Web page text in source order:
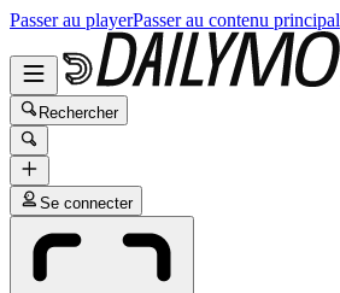
Passer au playerPasser au contenu principal
Rechercher
Se connecter